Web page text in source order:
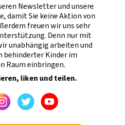
Newsletter und unsere
damit Sie keine Aktion von
freuen wir uns sehr
Denn nur mit
unabhängig arbeiten und
behinderter Kinder im
Raum einbringen.
liken und teilen.
InstagramTwitterYoutube